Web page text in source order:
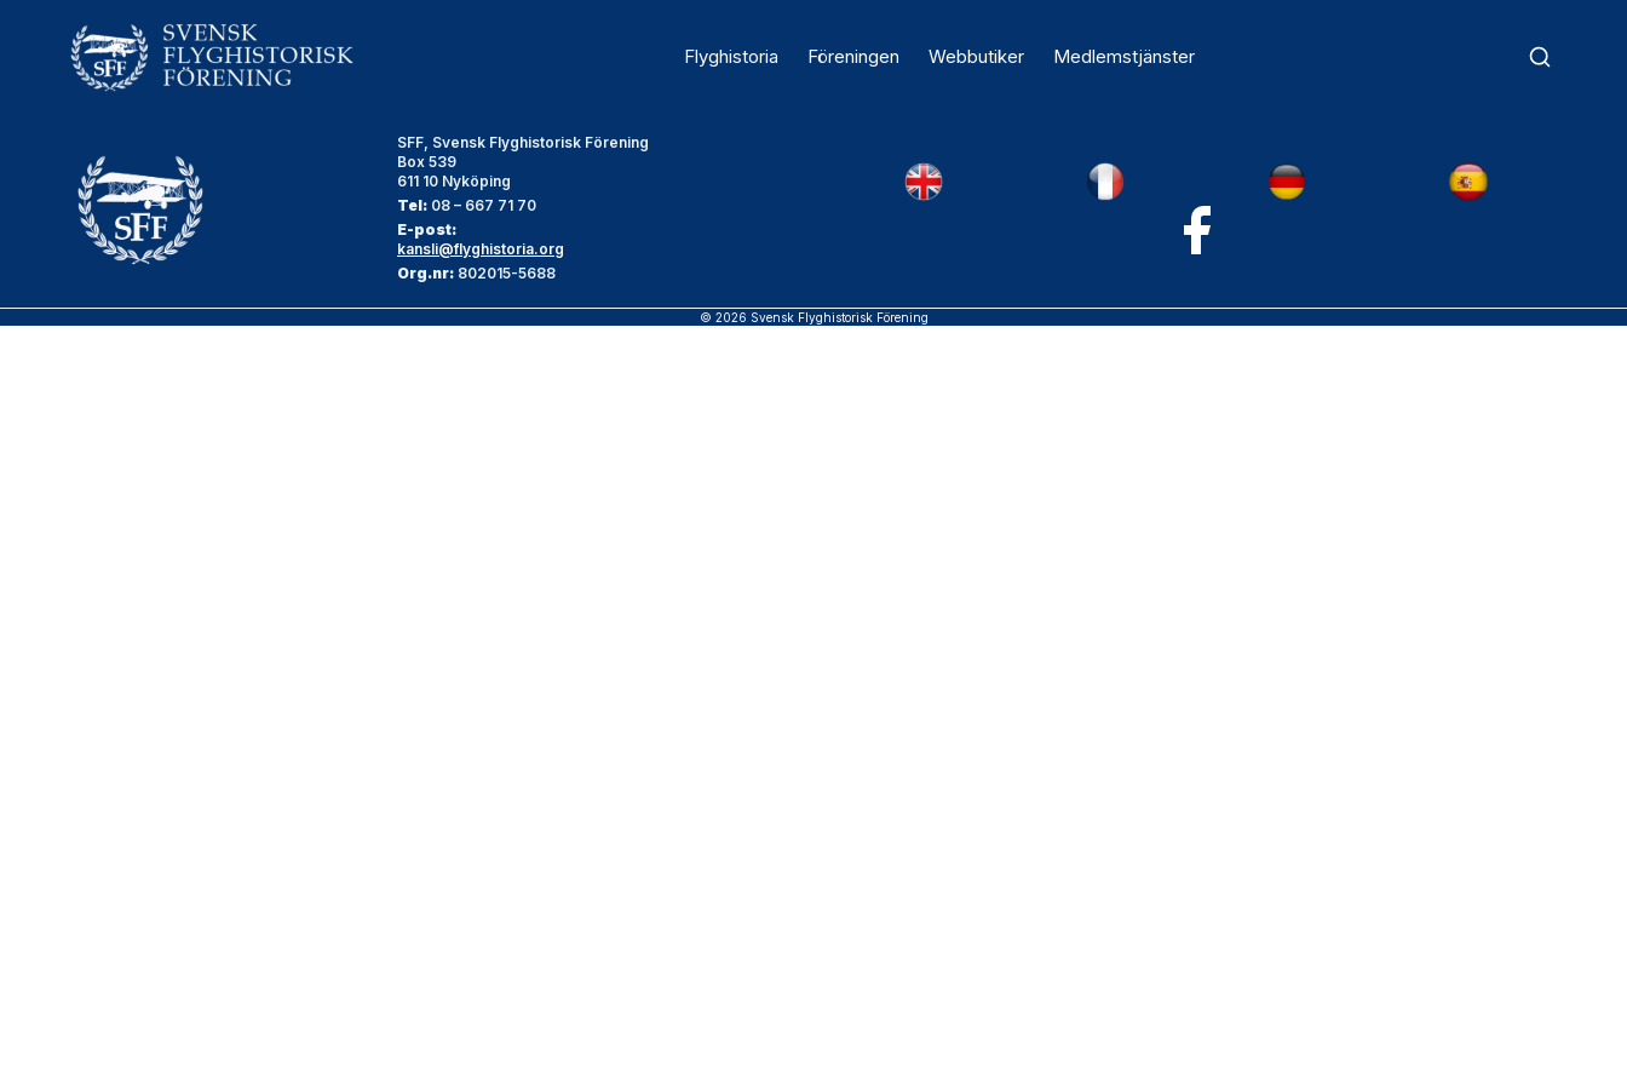
Flyghistoria Föreningen Webbutiker Medlemstjänster
SFF, Svensk Flyghistorisk Förening
Box 539
611 10 Nyköping
Tel: 08 – 667 71 70
E-post:
kansli@flyghistoria.org
Org.nr: 802015-5688
© 2026 Svensk Flyghistorisk Förening